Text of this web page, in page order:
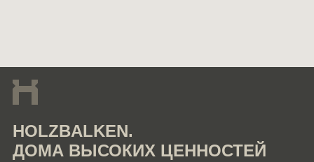
HOLZBALKEN.
ДОМА ВЫСОКИХ ЦЕННОСТЕЙ